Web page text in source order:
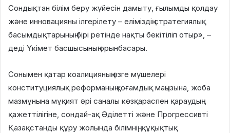
Сондықтан білім беру жүйесін дамыту, ғылымды қолдау
және инновацияны ілгерілету – еліміздің стратегиялық
басымдықтарының бірі ретінде нақты бекітіліп отыр», –
деді Үкімет басшысының орынбасары.
Сонымен қатар коалицияның өзге мүшелері
конституциялық реформаның қоғамдық маңызына, жоба
мазмұнына мұқият әрі саналы көзқараспен қараудың
қажеттілігіне, сондай-ақ Әділетті және Прогрессивті
Қазақстанды құру жолында білімнің, құқықтық